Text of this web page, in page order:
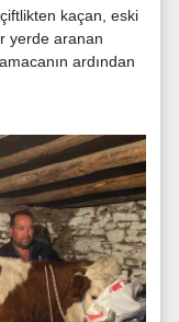
çiftlikten kaçan, eski
yerde aranan
ardından